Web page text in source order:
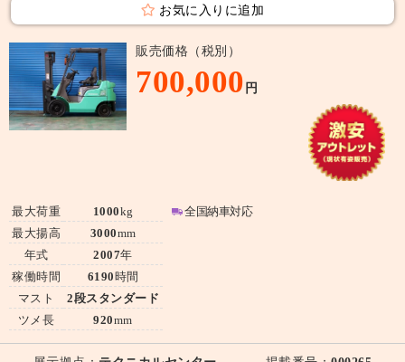
お気に入りに追加
販売価格（税別）
700,000 円
最大荷重
最大揚高
年式
稼働時間
マスト
ツメ長
1000kg
3000mm
2007年
6190 時間
2段スタンダード
920mm
全国納車対応